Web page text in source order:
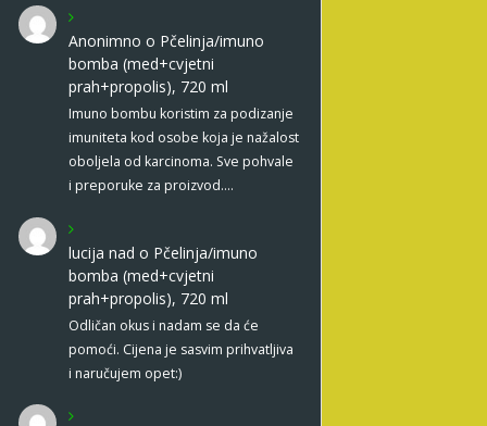
Anonimno o Pčelinja/imuno
bomba (med+cvjetni
prah+propolis), 720 ml
Imuno bombu koristim za podizanje
imuniteta kod osobe koja je nažalost
oboljela od karcinoma. Sve pohvale
i preporuke za proizvod.…
lucija nad o Pčelinja/imuno
bomba (med+cvjetni
prah+propolis), 720 ml
Odličan okus i nadam se da će
pomoći. Cijena je sasvim prihvatljiva
i naručujem opet:)